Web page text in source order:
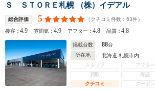
Ｓ ＳＴＯＲＥ札幌 （株）イデアル
総合評価 5 （クチコミ件数： 63件）
接客：4.9 雰囲気：4.9 アフター：4.8 品質：4.8
掲載台数 88台
所在地
北海道 札幌市内
スタッフ
アフター
買取
保証
クチコミ
クーポン